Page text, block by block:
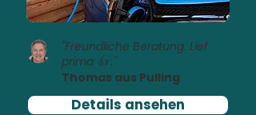
"Freundliche Beratung. Lief
prima 👍 ."
Thomas aus Pulling
Details ansehen